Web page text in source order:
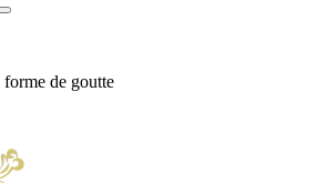
de goutte